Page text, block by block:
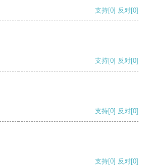
支持[0] 反对[0]
支持[0] 反对[0]
支持[0] 反对[0]
支持[0] 反对[0]